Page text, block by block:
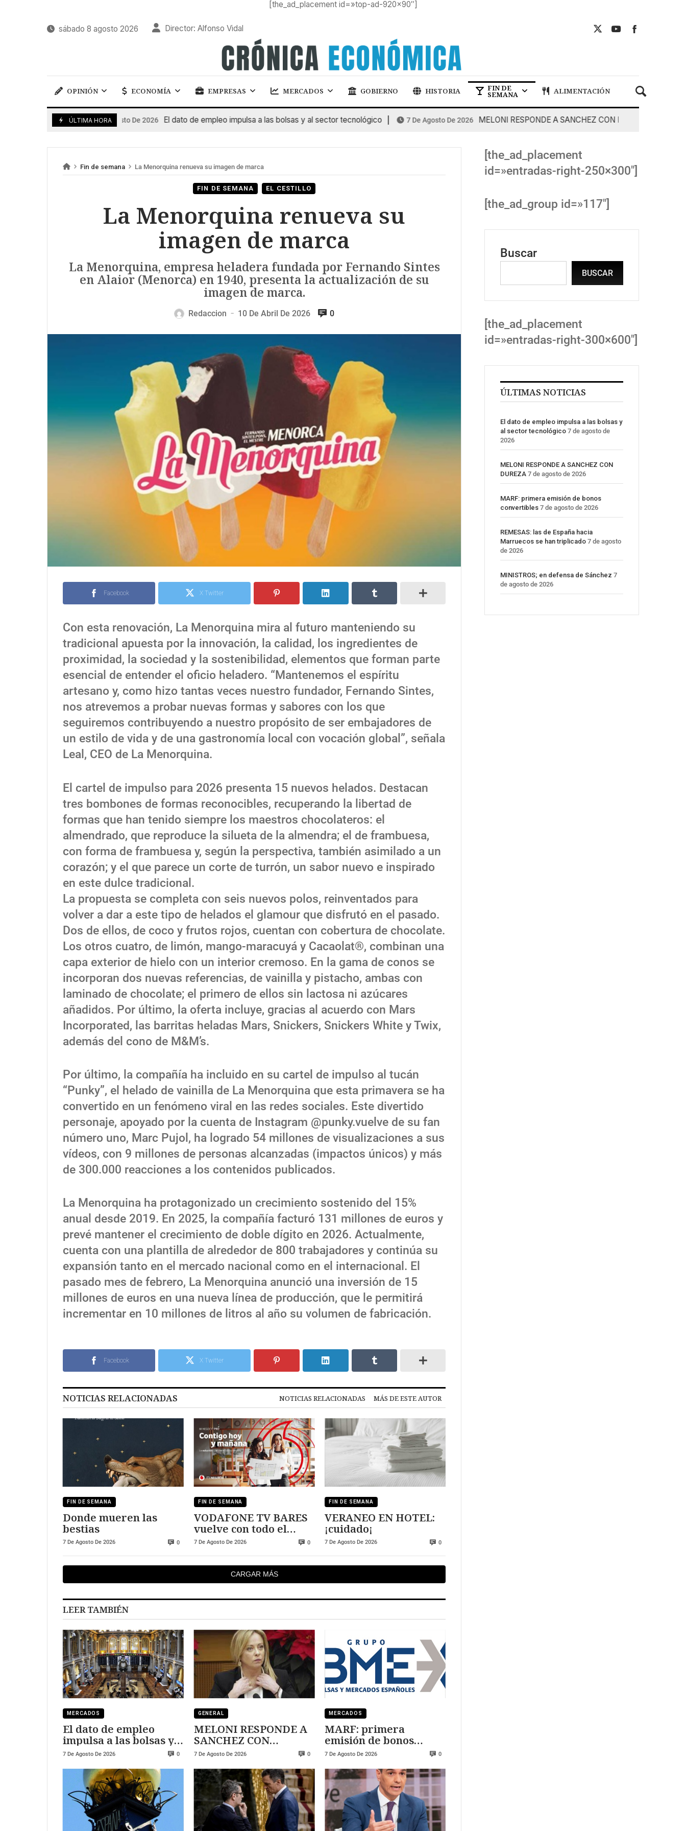
[the_ad_placement id=»top-ad-920×90″]
sábado 8 agosto 2026 Director: Alfonso Vidal
OPINIÓN ECONOMÍA EMPRESAS MERCADOS GOBIERNO HISTORIA FIN DE
SEMANA ALIMENTACIÓN
ÚLTIMA HORA
7 De Agosto De 2026 El dato de empleo impulsa a las bolsas y al sector tecnológico 7 De Agosto De 2026 MELONI RESPONDE A SANCHEZ CON DUREZA
Fin de semana La Menorquina renueva su imagen de marca
FIN DE SEMANA EL CESTILLO
La Menorquina renueva su
imagen de marca
La Menorquina, empresa heladera fundada por Fernando Sintes
en Alaior (Menorca) en 1940, presenta la actualización de su
imagen de marca.
Redaccion — 10 De Abril De 2026 0
Facebook X Twitter
Con esta renovación, La Menorquina mira al futuro manteniendo su
tradicional apuesta por la innovación, la calidad, los ingredientes de
proximidad, la sociedad y la sostenibilidad, elementos que forman parte
esencial de entender el oficio heladero. “Mantenemos el espíritu
artesano y, como hizo tantas veces nuestro fundador, Fernando Sintes,
nos atrevemos a probar nuevas formas y sabores con los que
seguiremos contribuyendo a nuestro propósito de ser embajadores de
un estilo de vida y de una gastronomía local con vocación global”, señala
Leal, CEO de La Menorquina.
El cartel de impulso para 2026 presenta 15 nuevos helados. Destacan
tres bombones de formas reconocibles, recuperando la libertad de
formas que han tenido siempre los maestros chocolateros: el
almendrado, que reproduce la silueta de la almendra; el de frambuesa,
con forma de frambuesa y, según la perspectiva, también asimilado a un
corazón; y el que parece un corte de turrón, un sabor nuevo e inspirado
en este dulce tradicional.
La propuesta se completa con seis nuevos polos, reinventados para
volver a dar a este tipo de helados el glamour que disfrutó en el pasado.
Dos de ellos, de coco y frutos rojos, cuentan con cobertura de chocolate.
Los otros cuatro, de limón, mango-maracuyá y Cacaolat®, combinan una
capa exterior de hielo con un interior cremoso. En la gama de conos se
incorporan dos nuevas referencias, de vainilla y pistacho, ambas con
laminado de chocolate; el primero de ellos sin lactosa ni azúcares
añadidos. Por último, la oferta incluye, gracias al acuerdo con Mars
Incorporated, las barritas heladas Mars, Snickers, Snickers White y Twix,
además del cono de M&M’s.
Por último, la compañía ha incluido en su cartel de impulso al tucán
“Punky”, el helado de vainilla de La Menorquina que esta primavera se ha
convertido en un fenómeno viral en las redes sociales. Este divertido
personaje, apoyado por la cuenta de Instagram @punky.vuelve de su fan
número uno, Marc Pujol, ha logrado 54 millones de visualizaciones a sus
vídeos, con 9 millones de personas alcanzadas (impactos únicos) y más
de 300.000 reacciones a los contenidos publicados.
La Menorquina ha protagonizado un crecimiento sostenido del 15%
anual desde 2019. En 2025, la compañía facturó 131 millones de euros y
prevé mantener el crecimiento de doble dígito en 2026. Actualmente,
cuenta con una plantilla de alrededor de 800 trabajadores y continúa su
expansión tanto en el mercado nacional como en el internacional. El
pasado mes de febrero, La Menorquina anunció una inversión de 15
millones de euros en una nueva línea de producción, que le permitirá
incrementar en 10 millones de litros al año su volumen de fabricación.
Facebook X Twitter
NOTICIAS RELACIONADAS NOTICIAS RELACIONADAS MÁS DE ESTE AUTOR
FIN DE SEMANA
Donde mueren las
bestias
7 De Agosto De 2026 0
FIN DE SEMANA
VODAFONE TV BARES
vuelve con todo el
futbol
7 De Agosto De 2026 0
FIN DE SEMANA
VERANEO EN HOTEL:
¡cuidado¡
7 De Agosto De 2026 0
CARGAR MÁS
LEER TAMBIÉN
MERCADOS
El dato de empleo
impulsa a las bolsas y
al sector tecnológico
7 De Agosto De 2026 0
GENERAL
MELONI RESPONDE A
SANCHEZ CON
DUREZA
7 De Agosto De 2026 0
MERCADOS
MARF: primera
emisión de bonos
convertibles
7 De Agosto De 2026 0
[the_ad_placement
id=»entradas-right-250×300″]
[the_ad_group id=»117″]
Buscar
BUSCAR
[the_ad_placement
id=»entradas-right-300×600″]
ÚLTIMAS NOTICIAS
El dato de empleo impulsa a las bolsas y
al sector tecnológico 7 de agosto de
2026
MELONI RESPONDE A SANCHEZ CON
DUREZA 7 de agosto de 2026
MARF: primera emisión de bonos
convertibles 7 de agosto de 2026
REMESAS: las de España hacia
Marruecos se han triplicado 7 de agosto
de 2026
MINISTROS; en defensa de Sánchez 7
de agosto de 2026